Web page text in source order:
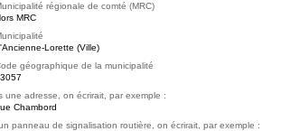
régionale de comté (MRC)
MRC
Lorette (Ville)
géographique de la municipalité
une adresse, on écrirait, par exemple :
Chambord
panneau de signalisation routière, on écrirait, par exemple :